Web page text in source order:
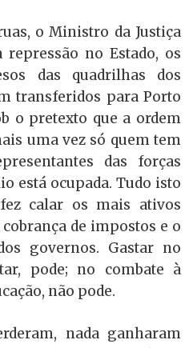
o Ministro da Justiça
no Estado, os
das quadrilhas dos
transferidos para Porto
o pretexto que a ordem
uma vez só quem tem
das forças
está ocupada. Tudo isto
calar os mais ativos
de impostos e o
governos. Gastar no
pode; no combate à
não pode.
nada ganharam